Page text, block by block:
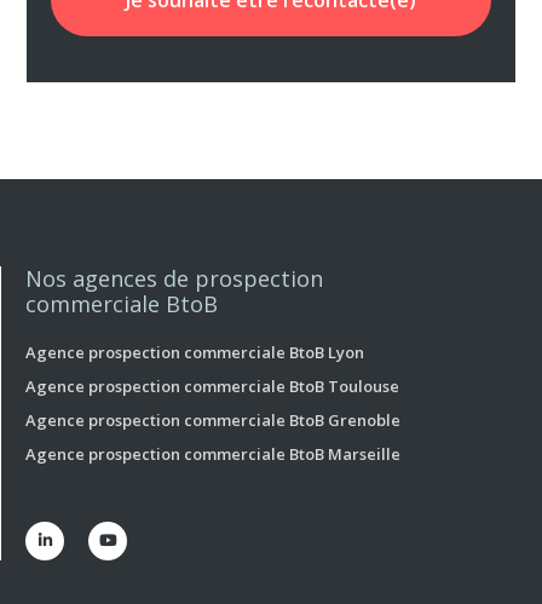
Nos agences de prospection
commerciale BtoB
Agence prospection commerciale BtoB Lyon
Agence prospection commerciale BtoB Toulouse
Agence prospection commerciale BtoB Grenoble
Agence prospection commerciale BtoB Marseille
 